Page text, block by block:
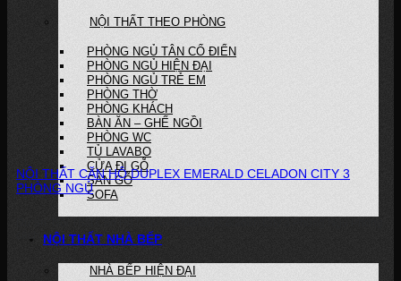
NỘI THẤT THEO PHÒNG
PHÒNG NGỦ TÂN CỔ ĐIỂN
PHÒNG NGỦ HIỆN ĐẠI
PHÒNG NGỦ TRẺ EM
PHÒNG THỜ
PHÒNG KHÁCH
BÀN ĂN – GHẾ NGỒI
PHÒNG WC
TỦ LAVABO
CỬA ĐI GỖ
SÀN GỖ
SOFA
NỘI THẤT NHÀ BẾP
NHÀ BẾP HIỆN ĐẠI
NỘI THẤT CĂN HỘ DUPLEX EMERALD CELADON CITY 3
PHÒNG NGỦ
cách...